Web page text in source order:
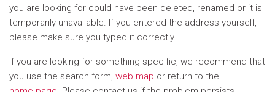
you are looking for could have been deleted, renamed or it is
temporarily unavailable. If you entered the address yourself,
please make sure you typed it correctly.
If you are looking for something specific, we recommend that
you use the search form, web map or return to the